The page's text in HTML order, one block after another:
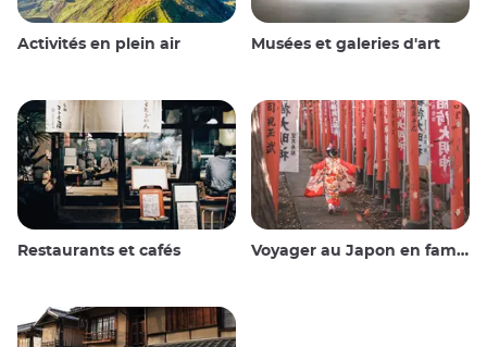
Activités en plein air Musées et galeries d'art
Restaurants et cafés Voyager au Japon en famille